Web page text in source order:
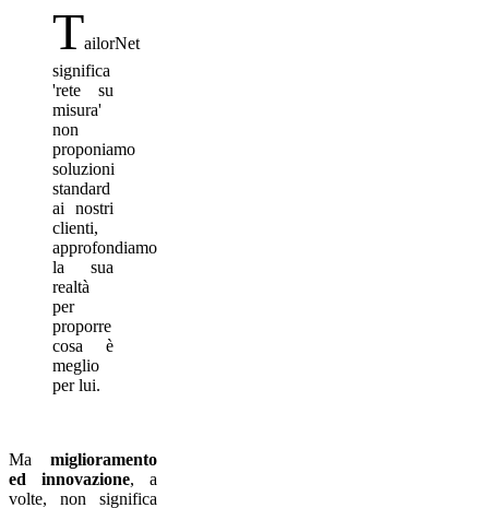
TailorNet
significa
'rete su
misura'
non
proponiamo
soluzioni
standard
ai nostri
clienti,
approfondiamo
la sua
realtà
per
proporre
cosa è
meglio
per lui.
Mamiglioramento
ed innovazione, a
volte, non significa